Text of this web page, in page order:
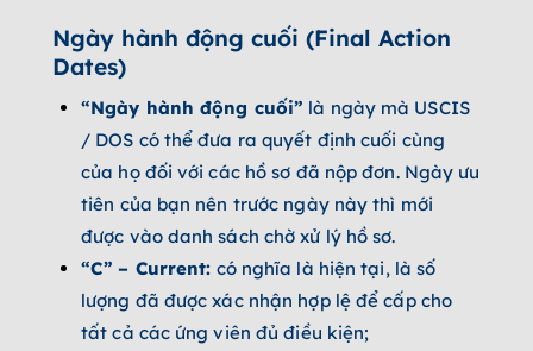
Ngày hành động cuối (Final Action
Dates)
“Ngày hành động cuối” là ngày mà USCIS
/ DOS có thể đưa ra quyết định cuối cùng
của họ đối với các hồ sơ đã nộp đơn. Ngày ưu
tiên của bạn nên trước ngày này thì mới
được vào danh sách chờ xử lý hồ sơ.
“C” – Current: có nghĩa là hiện tại, là số
lượng đã được xác nhận hợp lệ để cấp cho
tất cả các ứng viên đủ điều kiện;